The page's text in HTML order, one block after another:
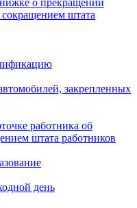
сокращением штата
закрепленных
работника об
штата работников
день